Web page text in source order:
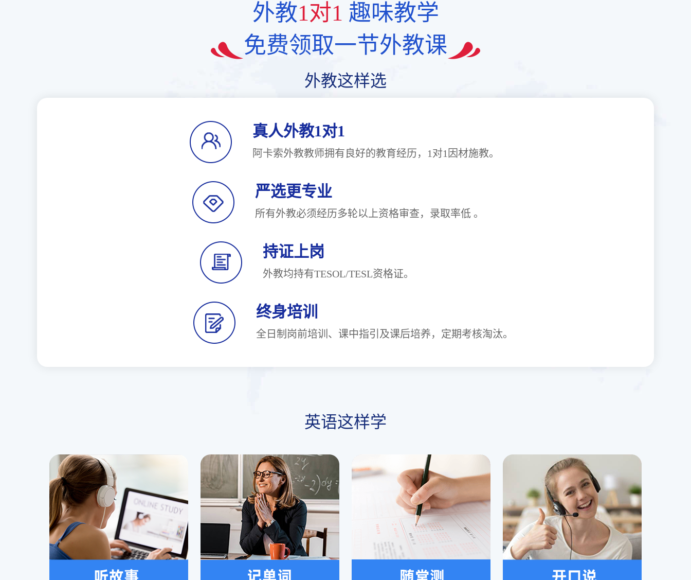
外教1对1 趣味教学
免费领取一节外教课
外教这样选
真人外教1对1
阿卡索外教教师拥有良好的教育经历，1对1因材施教。
严选更专业
所有外教必须经历多轮以上资格审查，录取率低 。
持证上岗
外教均持有TESOL/TESL资格证。
终身培训
全日制岗前培训、课中指引及课后培养，定期考核淘汰。
英语这样学